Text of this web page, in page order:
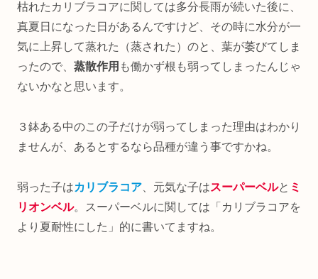
枯れたカリブラコアに関しては多分長雨が続いた後に、
真夏日になった日があるんですけど、その時に水分が一
気に上昇して蒸れた（蒸された）のと、葉が萎びてしま
ったので、 蒸散作用 も働かず根も弱ってしまったんじゃ
ないかなと思います。
３鉢ある中のこの子だけが弱ってしまった理由はわかり
ませんが、あるとするなら品種が違う事ですかね。
弱った子はカリブラコア 、元気な子はスーパーベルと ミ
リオンベル。スーパーベルに関しては「カリブラコアを
より夏耐性にした」的に書いてますね。